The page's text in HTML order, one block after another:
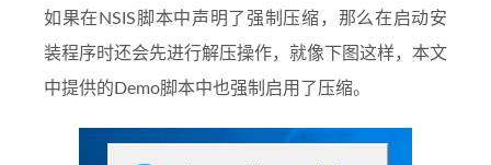
如果在NSIS脚本中声明了强制压缩，那么在启动安
装程序时还会先进行解压操作，就像下图这样，本文
中提供的Demo脚本中也强制启用了压缩。